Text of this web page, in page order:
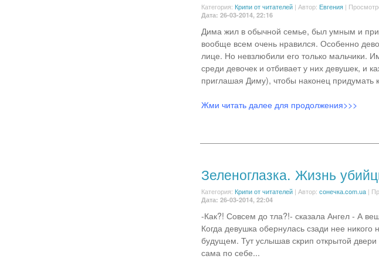
Категория: Крипи от читателей| Автор: Евгения|
Дата: 26-03-2014, 22:16
Дима жил в обычной семье, был умным и
вообще всем очень нравился. Особенно
лице. Но невзлюбили его только мальчики.
среди девочек и отбивает у них девушек, и
приглашая Диму), чтобы наконец придумать
Жми читать далее для продолжения>>>
Зеленоглазка. Жизнь
Категория: Крипи от читателей| Автор: сонечка.com.ua|
Дата: 26-03-2014, 22:04
-Как?! Совсем до тла?!- сказала Ангел - А
Когда девушка обернулась сзади нее
будущем. Тут услышав скрип открытой
сама по себе...